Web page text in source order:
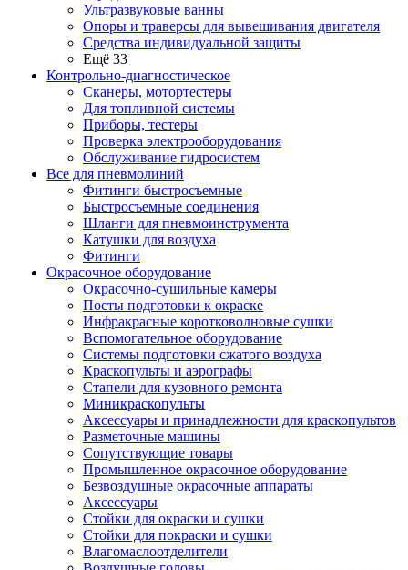
Ультразвуковые ванны
Опоры и траверсы для вывешивания двигателя
Средства индивидуальной защиты
Ещё 33
Контрольно-диагностическое
Сканеры, мотортестеры
Для топливной системы
Приборы, тестеры
Проверка электрооборудования
Обслуживание гидросистем
Все для пневмолиний
Фитинги быстросъемные
Быстросъемные соединения
Шланги для пневмоинструмента
Катушки для воздуха
Фитинги
Окрасочное оборудование
Окрасочно-сушильные камеры
Посты подготовки к окраске
Инфракрасные коротковолновые сушки
Вспомогательное оборудование
Системы подготовки сжатого воздуха
Краскопульты и аэрографы
Стапели для кузовного ремонта
Миникраскопульты
Аксессуары и принадлежности для краскопультов
Разметочные машины
Сопутствующие товары
Промышленное окрасочное оборудование
Безвоздушные окрасочные аппараты
Аксессуары
Стойки для окраски и сушки
Стойки для покраски и сушки
Влагомаслоотделители